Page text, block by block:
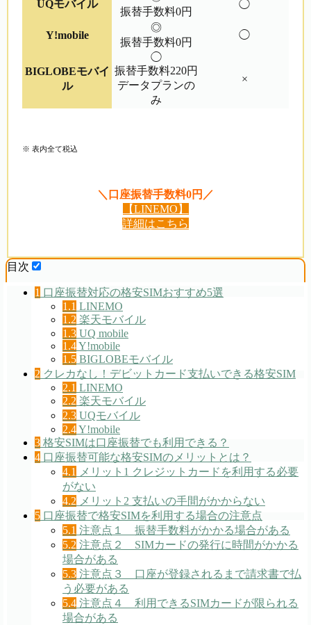
UQモバイル
振替手数料0円
◯
Y!mobile
◎
振替手数料0円
◯
BIGLOBEモバイ
ル
◯
振替手数料220円
データプランの
み
×
※ 表内全て税込
＼口座振替手数料0円／
【LINEMO】
詳細はこちら
目次
1 口座振替対応の格安SIMおすすめ5選
1.1 LINEMO
1.2 楽天モバイル
1.3 UQ mobile
1.4Y!mobile
1.5 BIGLOBEモバイル
2 クレカなし！デビットカード支払いできる格安SIM
2.1 LINEMO
2.2 楽天モバイル
2.3 UQモバイル
2.4Y!mobile
3 格安SIMは口座振替でも利用できる？
4 口座振替可能な格安SIMのメリットとは？
4.1
メリット1 クレジットカードを利用する必要
がない
4.2 メリット2 支払いの手間がかからない
5 口座振替で格安SIMを利用する場合の注意点
5.1 注意点１ 振替手数料がかかる場合がある
5.2 注意点２ SIMカードの発行に時間がかかる
場合がある
5.3 注意点３ 口座が登録されるまで請求書で払
う必要がある
5.4 注意点４ 利用できるSIMカードが限られる
場合がある